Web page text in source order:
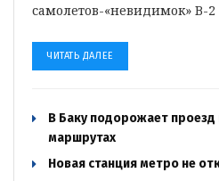
самолетов-«невидимок» B-
ЧИТАТЬ ДАЛЕЕ
В Баку подорожает проезд
маршрутах
Новая станция метро не